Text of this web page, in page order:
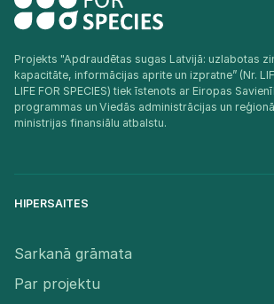
Projekts "Apdraudētas sugas Latvijā: uzlabotas
kapacitāte, informācijas aprite un izpratne” (Nr.
LIFE FOR SPECIES) tiek īstenots ar Eiropas
programmas un Viedās administrācijas un
ministrijas finansiālu atbalstu.​
HIPERSAITES
Sarkanā grāmata
Par projektu